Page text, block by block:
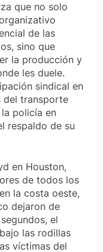
que no solo
de las
sino que
la producción y
les duele.
sindical en
del transporte
policía en
respaldo de su
en Houston,
de todos los
la costa oeste,
dejaron de
el
las rodillas
víctimas del